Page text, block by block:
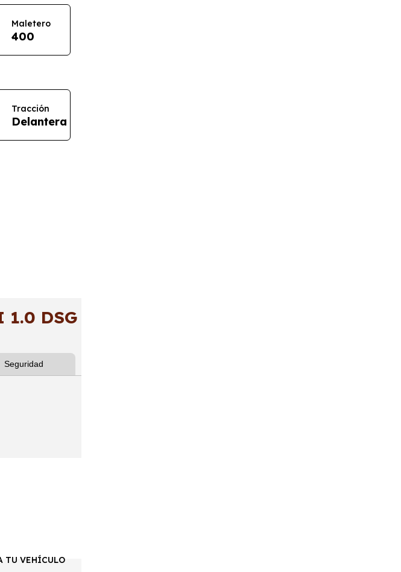
Maletero
400
Tracción
Delantera
1.0 DSG
Seguridad
TU VEHÍCULO